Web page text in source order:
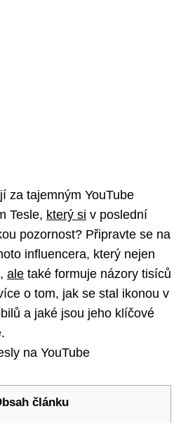
za tajemným YouTube
Tesle, který si v poslední
pozornost? Připravte se na
influencera, který nejen
ale také formuje názory tisíců
o tom, jak se stal ikonou v
a jaké jsou jeho klíčové
článku